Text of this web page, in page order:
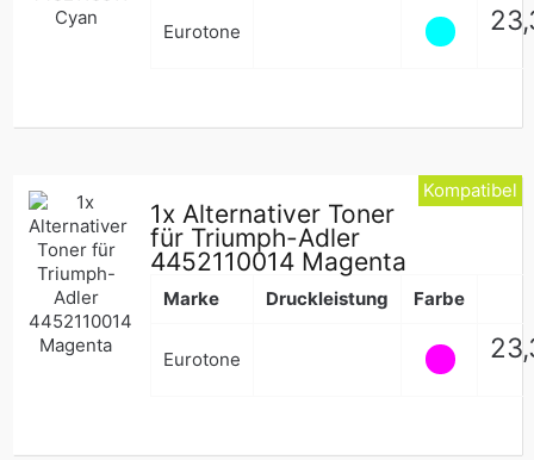
Eurotone
1x Alternativer Toner
für Triumph-Adler
4452110014 Magenta
Marke Druckleistung Farbe
Eurotone
Kompatibel